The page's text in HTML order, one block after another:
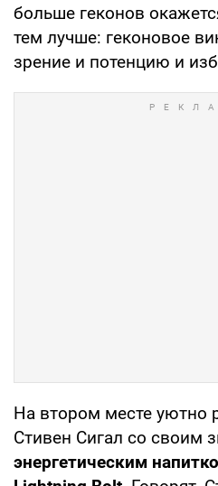
больше геконов
тем лучше: геконовое
зрение и потенцию и
На втором месте уютно
Стивен Сигал со своим
энергетическим